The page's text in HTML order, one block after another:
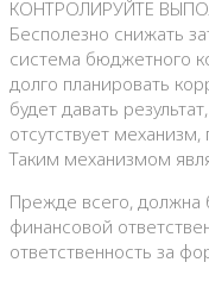
КОНТРОЛИРУЙТЕ
Бесполезно снижать
система бюджетного
долго планировать
будет давать
отсутствует
Таким механизмом
Прежде всего, должна
финансовой
ответственность за